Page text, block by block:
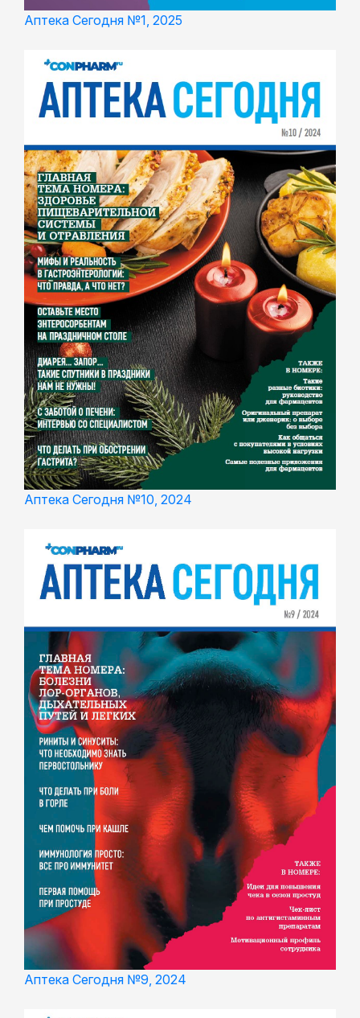
Аптека Сегодня №1, 2025
Аптека Сегодня №10, 2024
Аптека Сегодня №9, 2024